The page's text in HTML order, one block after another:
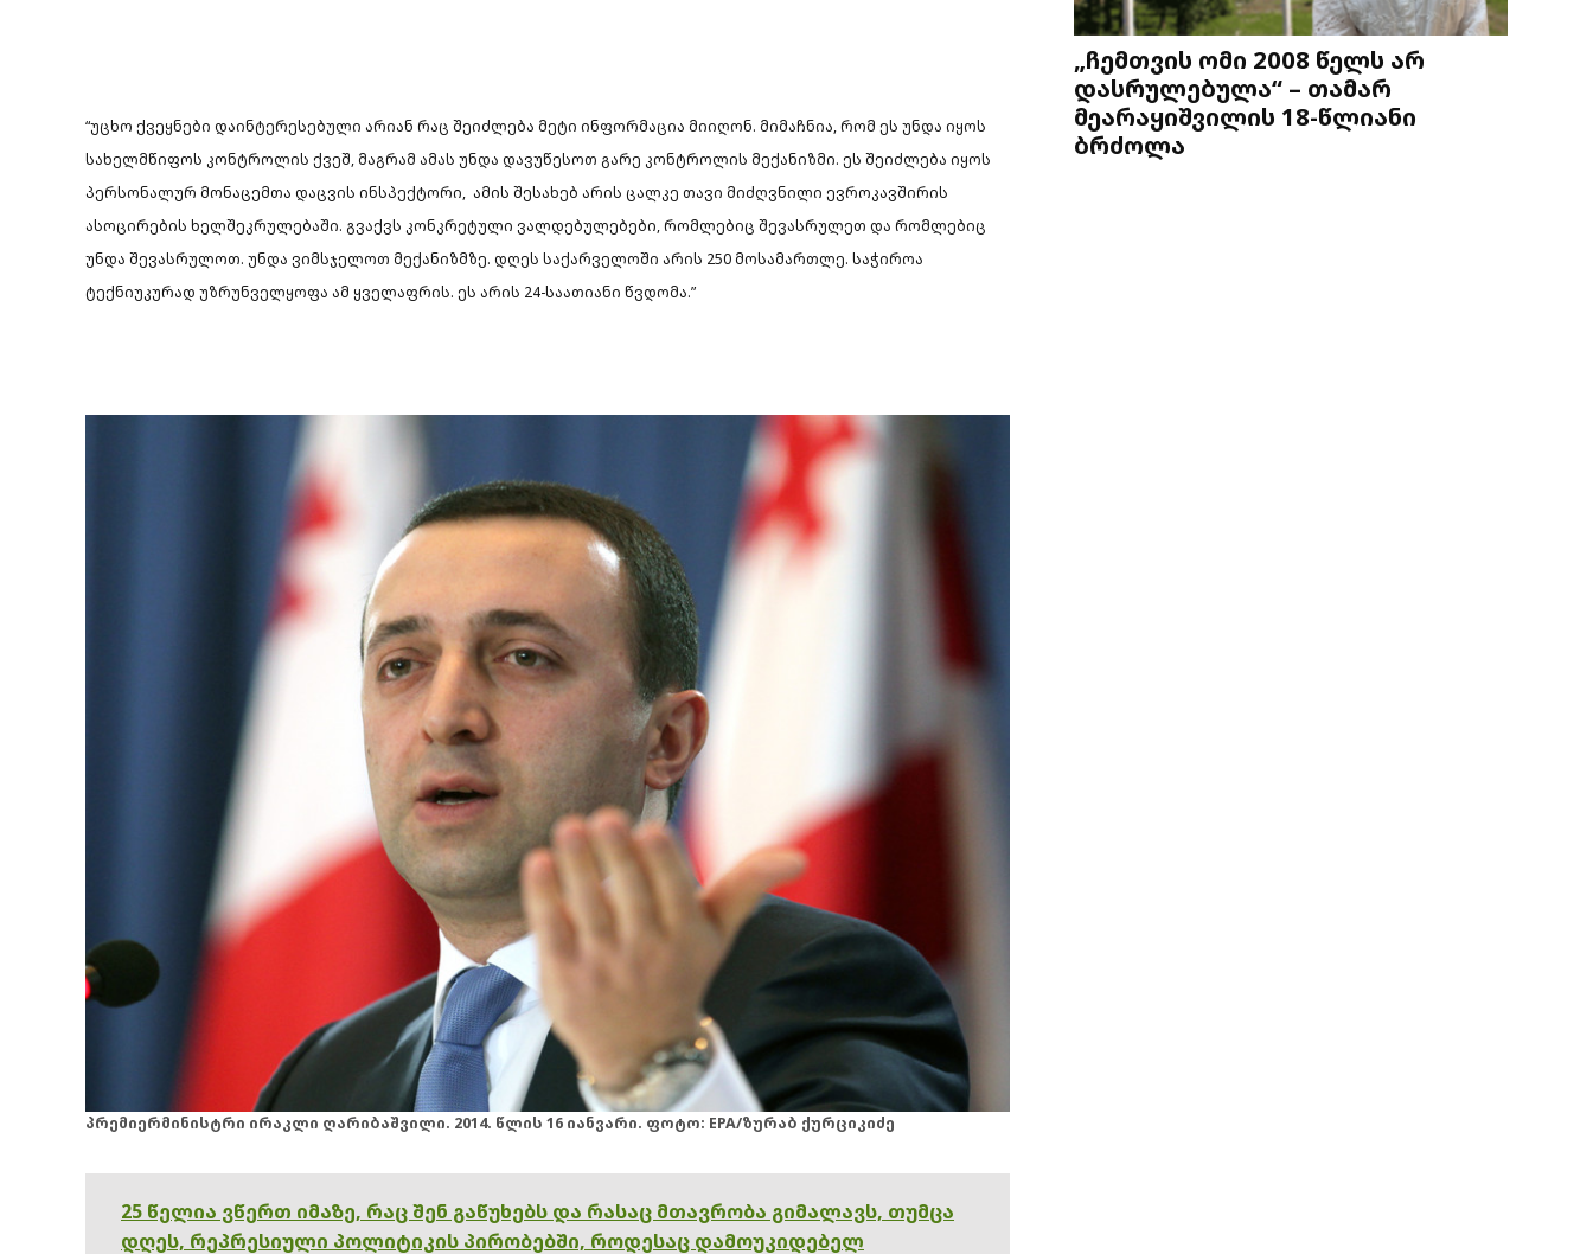
“უცხო ქვეყნები დაინტერესებული არიან რაც შეიძლება მეტი ინფორმაცია მიიღონ. მიმაჩნია, რომ ეს უნდა იყოს
სახელმწიფოს კონტროლის ქვეშ, მაგრამ ამას უნდა დავუწესოთ გარე კონტროლის მექანიზმი. ეს შეიძლება იყოს
პერსონალურ მონაცემთა დაცვის ინსპექტორი, ამის შესახებ არის ცალკე თავი მიძღვნილი ევროკავშირის
ასოცირების ხელშეკრულებაში. გვაქვს კონკრეტული ვალდებულებები, რომლებიც შევასრულეთ და რომლებიც
უნდა შევასრულოთ. უნდა ვიმსჯელოთ მექანიზმზე. დღეს საქარველოში არის 250 მოსამართლე. საჭიროა
ტექნიუკურად უზრუნველყოფა ამ ყველაფრის. ეს არის 24-საათიანი წვდომა.”
პრემიერმინისტრი ირაკლი ღარიბაშვილი. 2014. წლის 16 იანვარი. ფოტო: EPA/ზურაბ ქურციკიძე
25 წელია ვწერთ იმაზე, რაც შენ გაწუხებს და რასაც მთავრობა გიმალავს, თუმცა
დღეს, რეპრესიული პოლიტიკის პირობებში, როდესაც დამოუკიდებელ
„ჩემთვის ომი 2008 წელს არ
დასრულებულა“ – თამარ
მეარაყიშვილის 18-წლიანი
ბრძოლა